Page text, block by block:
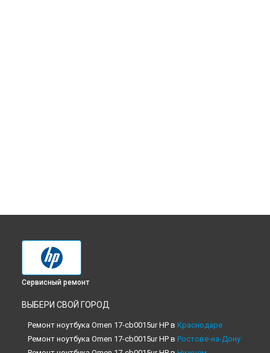
Сервисный ремонт
ВЫБЕРИ СВОЙ ГОРОД
Ремонт ноутбука Omen 17-cb0015ur HP в Краснодаре
Ремонт ноутбука Omen 17-cb0015ur HP в Ростове-на-Дону